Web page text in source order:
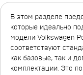
В этом разделе
которые идеально
модели Volkswagen
соответствуют
как базовые, так и
комплектации. Это